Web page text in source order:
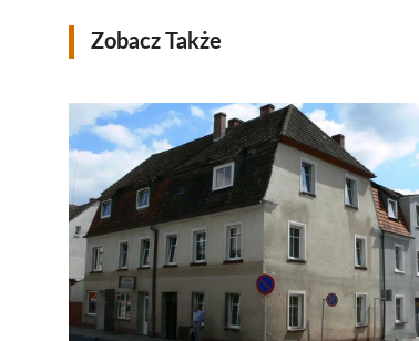
Zobacz Także